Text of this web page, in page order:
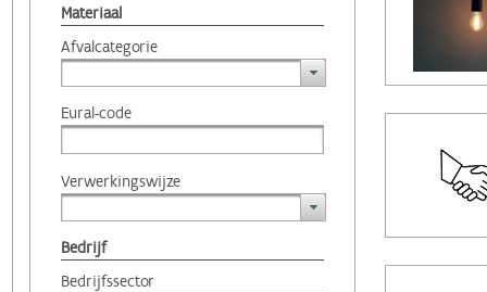
Materiaal
Afvalcategorie
Eural-code
Verwerkingswijze
Bedrijf
Bedrijfssector